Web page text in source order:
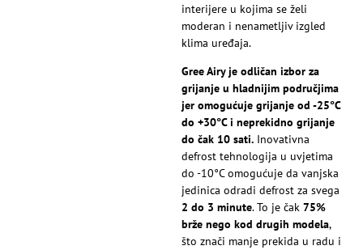
interijere u kojima se želi
moderan i nenametljiv izgled
klima uređaja.
Gree Airy je odličan izbor za
grijanje u hladnijim područjima
jer omogućuje grijanje od -25°C
do +30°C i neprekidno grijanje
do čak 10 sati. Inovativna
defrost tehnologija u uvjetima
do -10°C omogućuje da vanjska
jedinica odradi defrost za svega
2 do 3 minute. To je čak 75%
brže nego kod drugih modela,
što znači manje prekida u radu i